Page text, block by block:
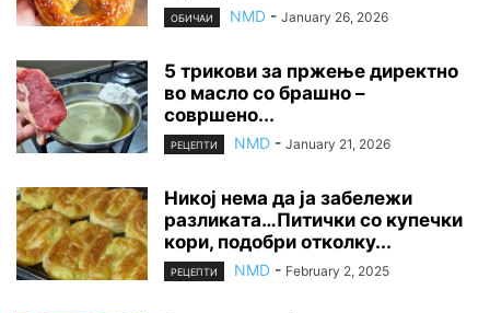
ОБИЧАИ NMD - January 26, 2026
5 трикови за пржење директно
во масло со брашно –
совршено...
РЕЦЕПТИ NMD - January 21, 2026
Никој нема да ја забележи
разликата…Питички со купечки
кори, подобри отколку...
РЕЦЕПТИ NMD - February 2, 2025